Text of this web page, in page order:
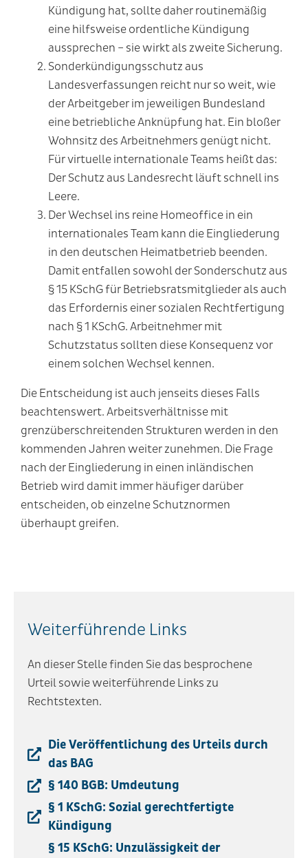
Kündigung hat, sollte daher routinemäßig
eine hilfsweise ordentliche Kündigung
aussprechen – sie wirkt als zweite Sicherung.
Sonderkündigungsschutz aus
Landesverfassungen reicht nur so weit, wie
der Arbeitgeber im jeweiligen Bundesland
eine betriebliche Anknüpfung hat. Ein bloßer
Wohnsitz des Arbeitnehmers genügt nicht.
Für virtuelle internationale Teams heißt das:
Der Schutz aus Landesrecht läuft schnell ins
Leere.
Der Wechsel ins reine Homeoffice in ein
internationales Team kann die Eingliederung
in den deutschen Heimatbetrieb beenden.
Damit entfallen sowohl der Sonderschutz aus
§ 15 KSchG für Betriebsratsmitglieder als auch
das Erfordernis einer sozialen Rechtfertigung
nach § 1 KSchG. Arbeitnehmer mit
Schutzstatus sollten diese Konsequenz vor
einem solchen Wechsel kennen.
Die Entscheidung ist auch jenseits dieses Falls
beachtenswert. Arbeitsverhältnisse mit
grenzüberschreitenden Strukturen werden in den
kommenden Jahren weiter zunehmen. Die Frage
nach der Eingliederung in einen inländischen
Betrieb wird damit immer häufiger darüber
entscheiden, ob einzelne Schutznormen
überhaupt greifen.
Weiterführende Links
An dieser Stelle finden Sie das besprochene
Urteil sowie weiterführende Links zu
Rechtstexten.
Die Veröffentlichung des Urteils durch
das BAG
§ 140 BGB: Umdeutung
§ 1 KSchG: Sozial gerechtfertigte
Kündigung
§ 15 KSchG: Unzulässigkeit der